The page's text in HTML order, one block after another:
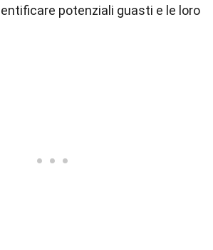
potenziali guasti e le loro